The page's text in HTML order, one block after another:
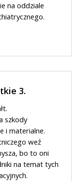
na oddziale
3.
szkody
i materialne.
weź
bo to oni
na temat tych